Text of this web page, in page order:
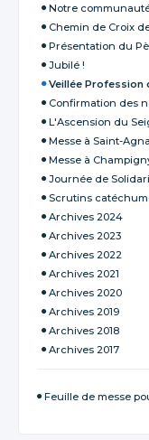
Notre
Chemin de Croix
Présentation du
Jubilé !
Veillée Profession
Confirmation des
L'Ascension du
Messe à Saint-
Messe à
Journée de
Scrutins
Archives 2024
Archives 2023
Archives 2022
Archives 2021
Archives 2020
Archives 2019
Archives 2018
Archives 2017
Feuille de messe